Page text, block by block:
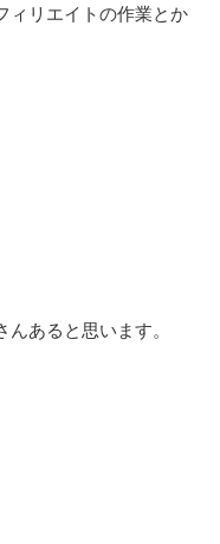
ィリエイトの作業とか
あると思います。